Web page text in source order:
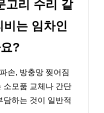
고리 수리 같
는 임차인
?
손, 방충망 찢어짐
소모품 교체나 간단
담하는 것이 일반적